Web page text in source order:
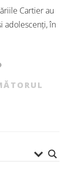
Cartier au
adolescenți, în